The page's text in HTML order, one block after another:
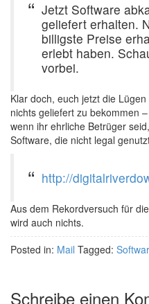
Jetzt Software
geliefert erhalten.
billigste Preise
erlebt haben.
vorbei.
Klar doch, euch jetzt die
nichts geliefert zu bekommen
wenn ihr ehrliche Betrüger
Software, die nicht legal
http://
Aus dem Rekordversuch für
wird auch nichts.
Posted in: Mail Tagged:
Schreibe einen